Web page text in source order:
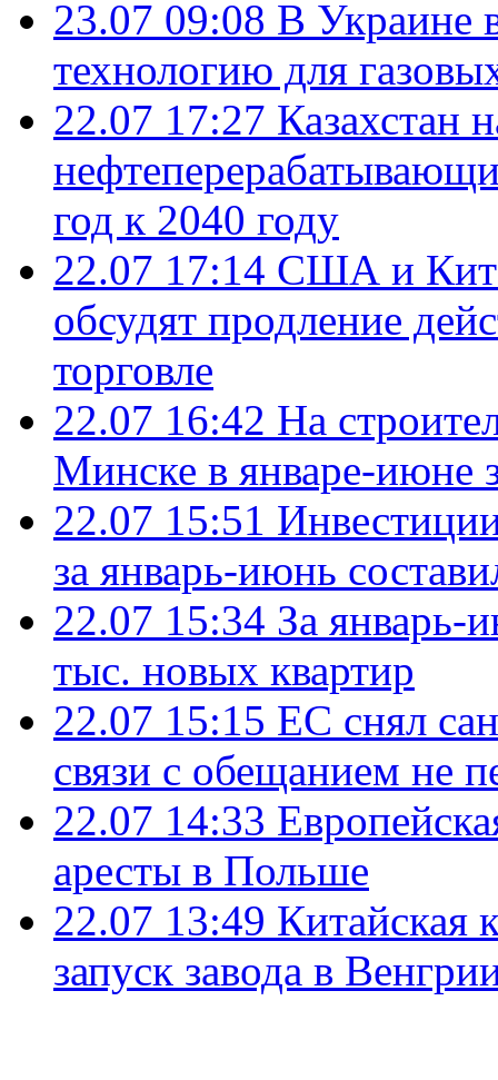
23.07 09:08 В Украине
технологию для
22.07 17:27 Казахстан
год к 2040 году
22.07 17:14 США и
обсудят продление
торговле
22.07 16:42 На
Минске в январе-июне
22.07 15:51
за январь-июнь
22.07 15:34 За январь-
тыс. новых квартир
22.07 15:15 ЕС снял
связи с обещанием не
22.07 14:33
аресты в Польше
22.07 13:49 Китайская
запуск завода в